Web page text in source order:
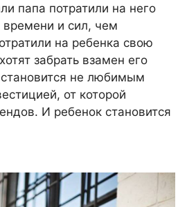
папа потратили на него
времени и сил, чем
на ребенка свою
забрать взамен его
не любимым
от которой
И ребенок становится